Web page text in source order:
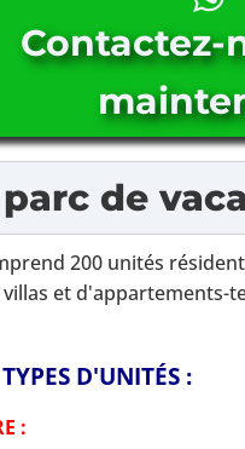
Contactez-
de
200 unités
et d'appartements-
TYPES D'UNITÉS :
: